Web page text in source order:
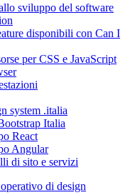
sviluppo del software
disponibili con Can I
per CSS e JavaScript
system .italia
Italia
React
Angular
di sito e servizi
di design